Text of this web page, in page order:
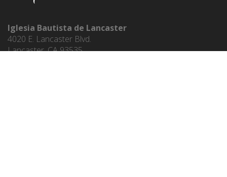
Iglesia Bautista de Lancaster
4020 E. Lancaster Blvd.
Lancaster, CA 93535